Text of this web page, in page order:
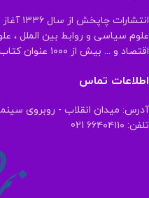
علوم سیاسی و روابط بین الملل ،
اقتصاد و ... بیش از ۱۰۰۰ عنوان کتاب روانه بازار نشر کرده است .
اطلاعات تماس
آدرس: میدان انقلاب - روبروی
تلفن: ۶۶۴۰۴۱۱۰ 021